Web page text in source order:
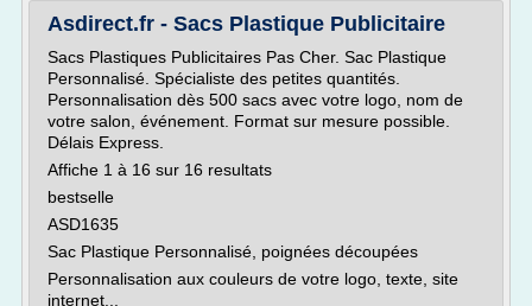
Asdirect.fr - Sacs Plastique Publicitaire
Sacs Plastiques Publicitaires Pas Cher. Sac Plastique
Personnalisé. Spécialiste des petites quantités.
Personnalisation dès 500 sacs avec votre logo, nom de
votre salon, événement. Format sur mesure possible.
Délais Express.
Affiche 1 à 16 sur 16 resultats
bestselle
ASD1635
Sac Plastique Personnalisé, poignées découpées
Personnalisation aux couleurs de votre logo, texte, site
internet...